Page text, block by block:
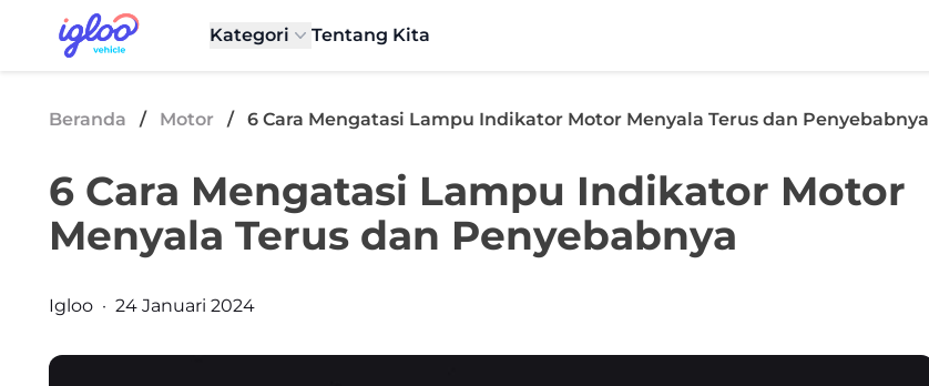
Skip to content
Igloo Blog
Kategori
Tentang Kita
Beranda / Motor / 6 Cara Mengatasi Lampu Indikator Motor Menyala Terus dan Penyebabnya
6 Cara Mengatasi Lampu Indikator Motor
Menyala Terus dan Penyebabnya
Posted by
Igloo · 24 Januari 2024